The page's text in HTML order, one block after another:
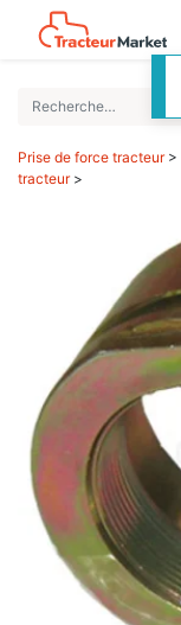
Prise de force tracteur>
tracteur>